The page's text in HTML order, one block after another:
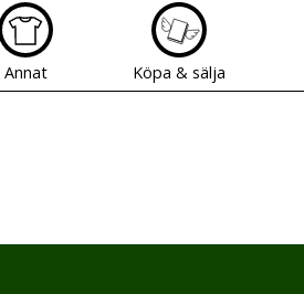
Annat Köpa & sälja